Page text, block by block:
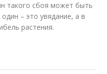
такого сбоя может быть
– это увядание, а в
растения.